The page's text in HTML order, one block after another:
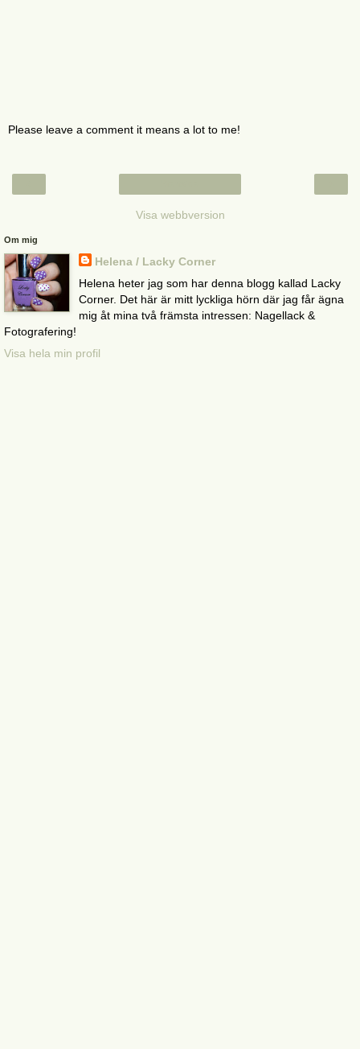
Please leave a comment it means a lot to me!
Visa webbversion
Om mig
Helena / Lacky Corner
Helena heter jag som har denna blogg kallad Lacky
Corner. Det här är mitt lyckliga hörn där jag får ägna
mig åt mina två främsta intressen: Nagellack &
Fotografering!
Visa hela min profil